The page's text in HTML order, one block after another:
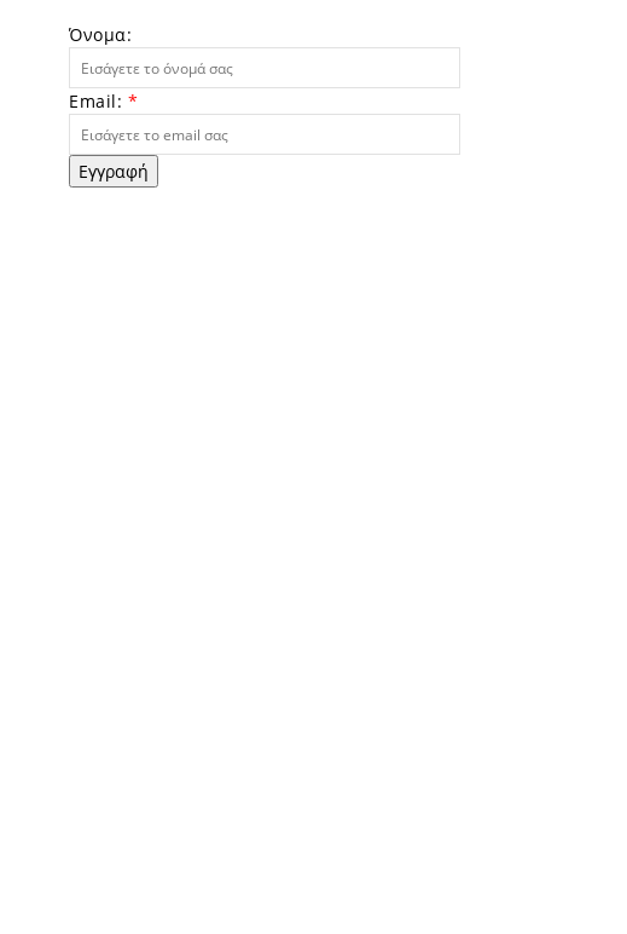
Όνομα:
Email: *
Εγγραφή